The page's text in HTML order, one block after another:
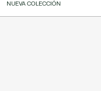
NUEVA COLECCIÓN